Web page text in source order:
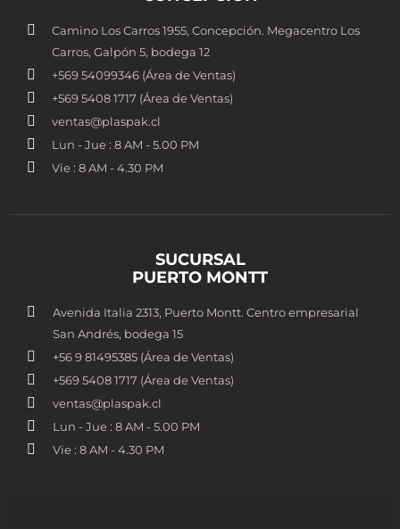
Camino Los Carros 1955, Concepción. Megacentro Los
Carros, Galpón 5, bodega 12
+569 54099346 (Área de Ventas)
+569 5408 1717 (Área de Ventas)
ventas@plaspak.cl
Lun - Jue : 8 AM - 5.00 PM
Vie : 8 AM - 4.30 PM
SUCURSAL
PUERTO MONTT
Avenida Italia 2313, Puerto Montt. Centro empresarial
San Andrés, bodega 15
+56 9 81495385 (Área de Ventas)
+569 5408 1717 (Área de Ventas)
ventas@plaspak.cl
Lun - Jue : 8 AM - 5.00 PM
Vie : 8 AM - 4.30 PM